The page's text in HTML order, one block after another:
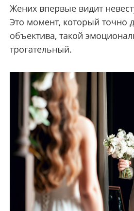
Жених впервые видит
Это момент, который точно
объектива, такой
трогательный.